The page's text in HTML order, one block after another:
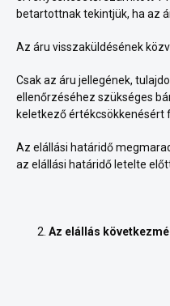
betartottnak tekintjük, ha az
Az áru visszaküldésének
Csak az áru jellegének,
ellenőrzéséhez szükséges
keletkező értékcsökkenésért
Az elállási határidő
az elállási határidő letelte
Az elállás